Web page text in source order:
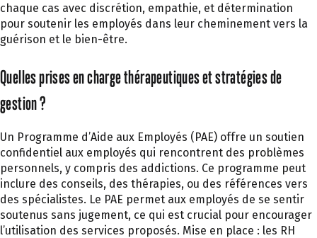
chaque cas avec discrétion, empathie, et détermination
pour soutenir les employés dans leur cheminement vers la
guérison et le bien-être.
Quelles prises en charge thérapeutiques et stratégies de
gestion ?
Un Programme d’Aide aux Employés (PAE) offre un soutien
confidentiel aux employés qui rencontrent des problèmes
personnels, y compris des addictions. Ce programme peut
inclure des conseils, des thérapies, ou des références vers
des spécialistes. Le PAE permet aux employés de se sentir
soutenus sans jugement, ce qui est crucial pour encourager
l’utilisation des services proposés. Mise en place : les RH